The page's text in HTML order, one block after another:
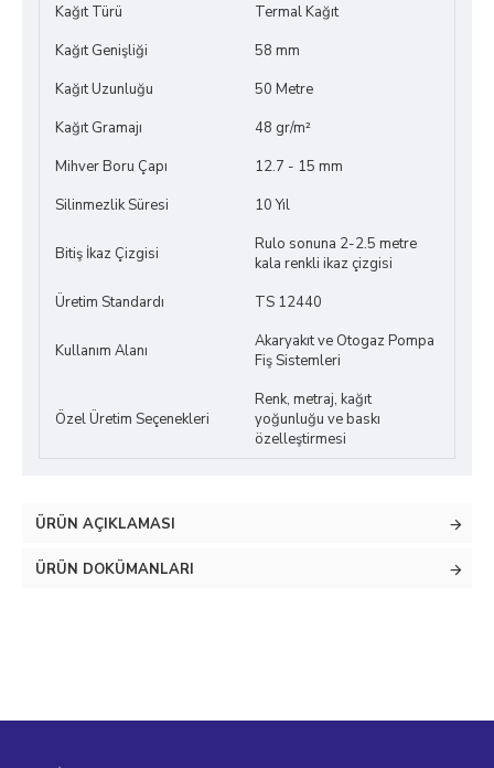
Kağıt Türü
Termal Kağıt
Kağıt Genişliği
58 mm
Kağıt Uzunluğu
50 Metre
Kağıt Gramajı
48 gr/m²
Mihver Boru Çapı
12.7 - 15 mm
Silinmezlik Süresi
10 Yıl
Bitiş İkaz Çizgisi
Rulo sonuna 2-2.5 metre
kala renkli ikaz çizgisi
Üretim Standardı
TS 12440
Kullanım Alanı
Akaryakıt ve Otogaz Pompa
Fiş Sistemleri
Özel Üretim Seçenekleri
Renk, metraj, kağıt
yoğunluğu ve baskı
özelleştirmesi
ÜRÜN AÇIKLAMASI
ÜRÜN DOKÜMANLARI